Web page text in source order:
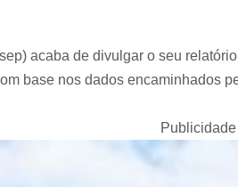
acaba de divulgar o seu
base nos dados encaminhados
Publicidade